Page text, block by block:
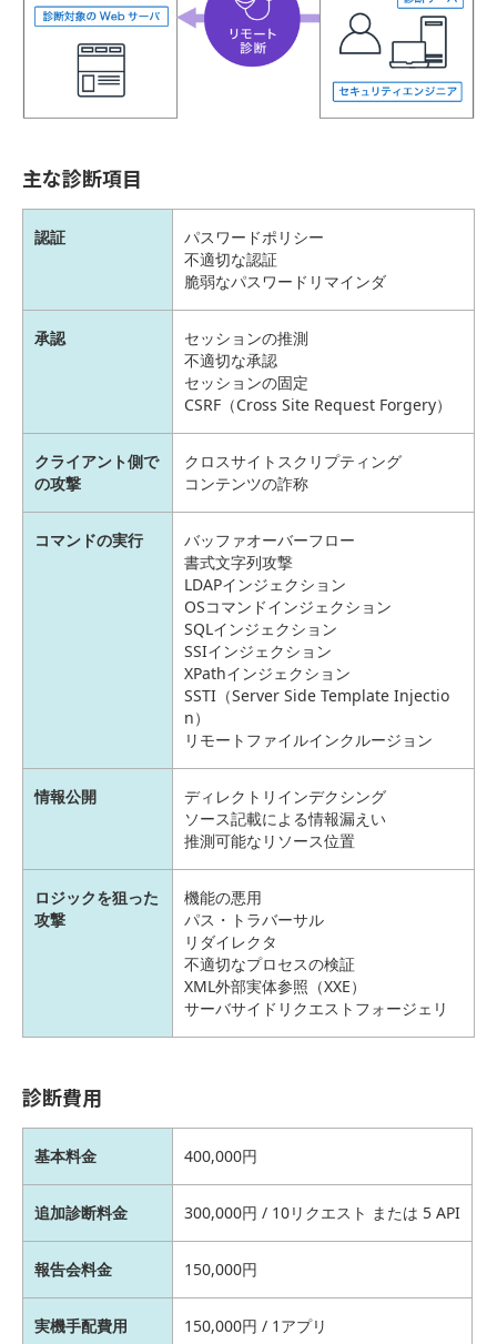
主な診断項目
認証
パスワードポリシー
不適切な認証
脆弱なパスワードリマインダ
承認
セッションの推測
不適切な承認
セッションの固定
CSRF（Cross Site Request Forgery）
クライアント側で
の攻撃
クロスサイトスクリプティング
コンテンツの詐称
コマンドの実行
バッファオーバーフロー
書式文字列攻撃
LDAPインジェクション
OSコマンドインジェクション
SQLインジェクション
SSIインジェクション
XPathインジェクション
SSTI（Server Side Template Injectio
n）
リモートファイルインクルージョン
情報公開
ディレクトリインデクシング
ソース記載による情報漏えい
推測可能なリソース位置
ロジックを狙った
攻撃
機能の悪用
パス・トラバーサル
リダイレクタ
不適切なプロセスの検証
XML外部実体参照（XXE）
サーバサイドリクエストフォージェリ
診断費用
基本料金 400,000円
追加診断料金 300,000円 / 10リクエスト または 5 API
報告会料金 150,000円
実機手配費用 150,000円 / 1アプリ